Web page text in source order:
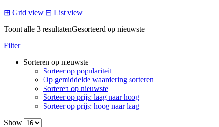
⊞ Grid view ⊟ List view
Toont alle 3 resultatenGesorteerd op nieuwste
Filter
Sorteren op nieuwste
Sorteer op populariteit
Op gemiddelde waardering sorteren
Sorteren op nieuwste
Sorteer op prijs: laag naar hoog
Sorteer op prijs: hoog naar laag
Show